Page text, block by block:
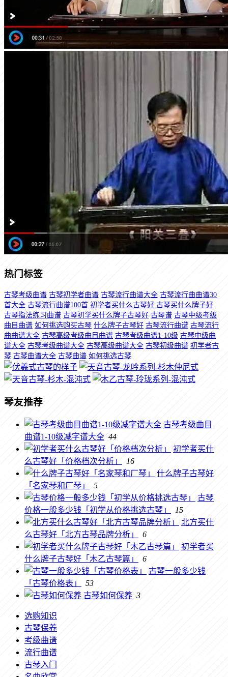
热门标签
古琴考级曲谱 古琴初学者曲谱 古琴流行曲谱大全 古琴流行曲曲谱30
首大全 古琴流行曲谱100首 初学者买什么古琴好 古琴买什么牌子好
古琴指法练习曲谱 古琴初学买什么牌子古琴好 古琴谱 古琴中级考级
曲目曲谱 如何挑选购买古琴 什么牌子古琴好 古琴流行曲谱 古琴流行
曲曲谱大全 古琴高级考级曲目曲谱 古琴考级曲谱1-10级 古琴中级曲
谱大全 古琴考级曲谱大全 古琴高级曲谱大全 古琴初级曲谱 初学者古
琴 古琴曲谱大全 古琴曲谱 如何挑选古琴
琴友推荐
古琴考级曲目
曲谱1-10级减字谱大全 44
初学者买什
么古琴好「价格档次分析」
16
什么牌子古琴好
「名家琴和厂琴」
5
古琴
价格一般多少钱「初学从价格挑选古琴」
15
北方买什
么古琴好「北方古琴品牌分析」
6
初学者买
什么牌子古琴好「木乙古琴篇」
6
古琴一般多少钱
「古琴价格表」
53
古琴如何保养 3
选购知识
古琴保养
考级曲谱
流行曲谱
古琴入门